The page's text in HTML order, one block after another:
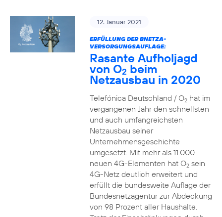
12. Januar 2021
ERFÜLLUNG DER BNETZA-
VERSORGUNGSAUFLAGE:
Rasante Aufholjagd
von O2 beim
Netzausbau in 2020
Telefónica Deutschland / O2hat im
vergangenen Jahr den schnellsten
und auch umfangreichsten
Netzausbau seiner
Unternehmensgeschichte
umgesetzt. Mit mehr als 11.000
neuen 4G-Elementen hat O2sein
4G-Netz deutlich erweitert und
erfüllt die bundesweite Auflage der
Bundesnetzagentur zur Abdeckung
von 98 Prozent aller Haushalte.